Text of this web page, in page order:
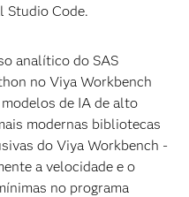
Studio Code.
analítico do SAS
no Viya Workbench
de IA de alto
modernas bibliotecas
do Viya Workbench -
a velocidade e o
no programa